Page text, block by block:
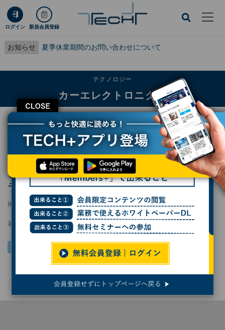
ログイン 新規会員登録
お知らせ 夏季休業期間のお問い合わせについて
CLOSE
テクノロジー
カーエレクトロニクス
TECH+ テクノロジー
カーエレクトロニクス
チューリングにAMDなどが出資、シリーズAラウンド全体で総額278.9億円を調
チューリングにAMDなどが出資、シリーズA
ラウンド全体で総額278.9億円を調達
掲載日 2026/07/06 19:13
著者： 小林行雄
自動運転 自動車開発